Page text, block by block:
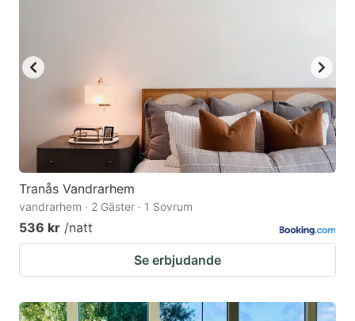
Tranås Vandrarhem
vandrarhem · 2 Gäster · 1 Sovrum
536 kr /natt
Se erbjudande